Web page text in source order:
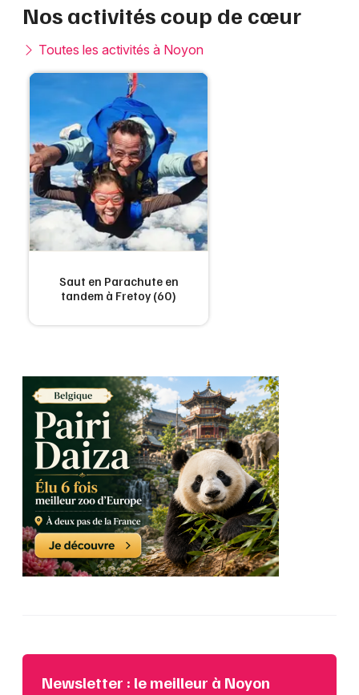
Nos activités coup de cœur
Toutes les activités à Noyon
Saut en Parachute en
tandem à Fretoy (60)
Newsletter : le meilleur à Noyon